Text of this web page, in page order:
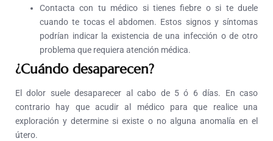
Contacta con tu médico si tienes fiebre o si te duele
cuando te tocas el abdomen. Estos signos y síntomas
podrían indicar la existencia de una infección o de otro
problema que requiera atención médica.
¿Cuándo desaparecen?
El dolor suele desaparecer al cabo de 5 ó 6 días. En caso
contrario hay que acudir al médico para que realice una
exploración y determine si existe o no alguna anomalía en el
útero.